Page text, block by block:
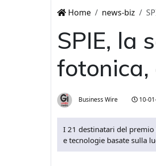
Home news-biz
SPIE, la
fotonica,
Business Wire 10-
I 21 destinatari del
e tecnologie basate sulla